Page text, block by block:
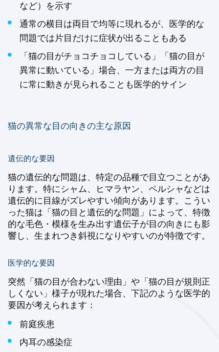
など）を示す
通常の横目は両目で均等に現れるが、医学的な
問題では片目だけに症状が出ることもある
「猫の目がチョコチョコしている」「猫の目が
異常に動いている」場合、一方または両方の目
に常に動きが見られることも医学的サイン
猫の異常な目の向きの主な原因
遺伝的な要因
猫の遺伝的な問題は、特定の品種で目立つことがあ
ります。特にシャム、ヒマラヤン、ペルシャなどは
遺伝的に目線がズレやすい傾向があります。こうい
った猫は「猫の目と遺伝的な問題」によって、特徴
的な毛色・模様を生み出す遺伝子が目の向きにも影
響し、生まれつき斜視になりやすいのが特徴です。
医学的な要因
突然「猫の目が合わない理由」や「猫の目が規則正
しくない」様子が現れた場合、下記のような医学的
要因が考えられます：
前庭疾患
内耳の感染症